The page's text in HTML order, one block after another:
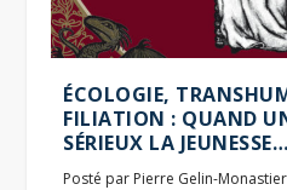
ÉCOLOGIE,
FILIATION : QUAND
SÉRIEUX LA JEUNESSE…
Posté par Pierre Gelin-Monastier